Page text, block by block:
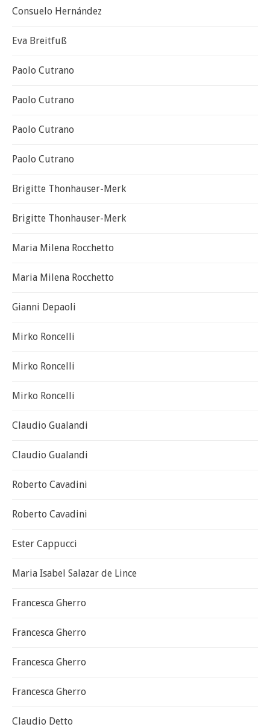
Consuelo Hernández
Eva Breitfuß
Paolo Cutrano
Paolo Cutrano
Paolo Cutrano
Paolo Cutrano
Brigitte Thonhauser-Merk
Brigitte Thonhauser-Merk
Maria Milena Rocchetto
Maria Milena Rocchetto
Gianni Depaoli
Mirko Roncelli
Mirko Roncelli
Mirko Roncelli
Claudio Gualandi
Claudio Gualandi
Roberto Cavadini
Roberto Cavadini
Ester Cappucci
Maria Isabel Salazar de Lince
Francesca Gherro
Francesca Gherro
Francesca Gherro
Francesca Gherro
Claudio Detto